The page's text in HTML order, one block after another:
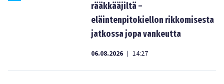
rääkkääjiltä –
eläintenpitokiellon rikkomisesta
jatkossa jopa vankeutta
06.08.2026 | 14:27